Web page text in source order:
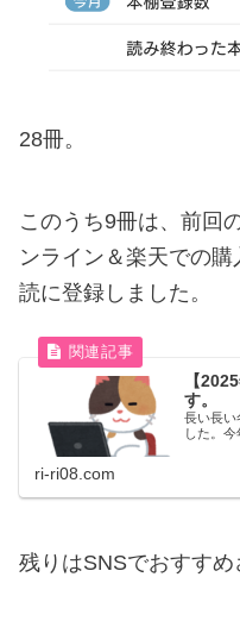
28冊。
このうち9冊は、前回
ンライン＆楽天での
読に登録しました。
【
す。
長い長い
した。今
ri-ri08.com
残りはSNSでおすすめ